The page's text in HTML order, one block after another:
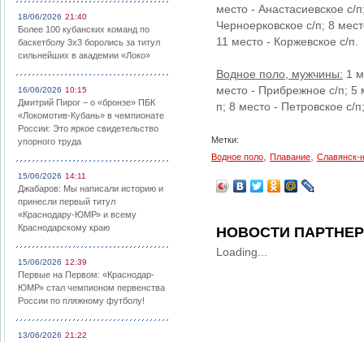
18/06/2026 21:40
Более 100 кубанских команд по
баскетболу 3х3 боролись за титул
сильнейших в академии «Локо»
16/06/2026 10:15
Дмитрий Пирог – о «бронзе» ПБК
«Локомотив-Кубань» в чемпионате
России: Это яркое свидетельство
упорного труда
15/06/2026 14:11
Джабаров: Мы написали историю и
принесли первый титул
«Краснодару-ЮМР» и всему
Краснодарскому краю
15/06/2026 12:39
Первые на Первом: «Краснодар-
ЮМР» стал чемпионом первенства
России по пляжному футболу!
13/06/2026 21:22
место - Анастасиевское
Черноерковское с/п; 8
11 место - Коржевское с/п.
Водное поло, мужчины: 1
место - Прибрежное с/п; 5
п; 8 место - Петровское с/
Метки:
Водное поло
Плавание Славянск-
НОВОСТИ
Loading...